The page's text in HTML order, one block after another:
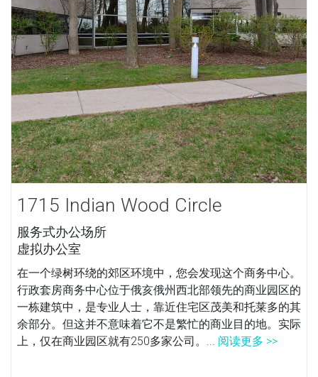
1715 Indian Wood Circle
服务式办公场所
虚拟办公室
在一个绿树环绕的郊区环境中，您会发现这个商务中心。
行政套房商务中心位于俄亥俄州西北部领先的商业园区的
一栋建筑中，是专业人士，靠近住宅区茂美和托莱多的其
余部分。但这并不意味着它不是繁忙的商业目的地。实际
上，仅在商业园区就有250多家公司。... 阅读更多 >>